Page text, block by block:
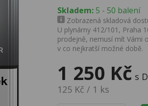
Skladem:5 - 50 balení
Zobrazená skladová
U plynárny 412/101, Praha
prodejně, nemusí mít Vámi
v co nejkratší možné době.
1 250 Kč s
125 Kč / 1 ks